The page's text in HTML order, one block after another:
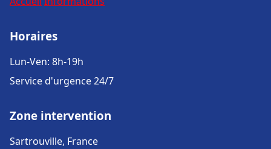
Horaires
Lun-Ven: 8h-19h
Service d'urgence 24/7
Zone intervention
Sartrouville, France